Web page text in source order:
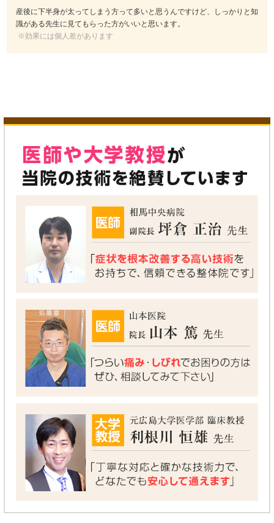
産後に下半身が太ってしまう方って多いと思うんですけど、しっかりと知
識がある先生に見てもらった方がいいと思います。
※効果には個人差があります